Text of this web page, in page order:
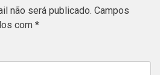
não será publicado. Campos
com *